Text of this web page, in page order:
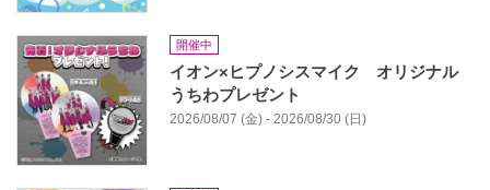
開催中
イオン×ヒプノシスマイク オリジナル
うちわプレゼント
2026/08/07 (金) - 2026/08/30 (日)